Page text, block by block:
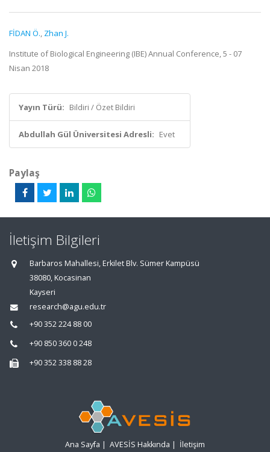
FİDAN Ö., Zhan J.
Institute of Biological Engineering (IBE) Annual Conference, 5 - 07
Nisan 2018
Yayın Türü: Bildiri / Özet Bildiri
Abdullah Gül Üniversitesi Adresli: Evet
Paylaş
İletişim Bilgileri
Barbaros Mahallesi, Erkilet Blv. Sümer Kampüsü
38080, Kocasinan
Kayseri
research@agu.edu.tr
+90 352 224 88 00
+90 850 360 0 248
+90 352 338 88 28
Ana Sayfa | AVESİS Hakkında | İletişim